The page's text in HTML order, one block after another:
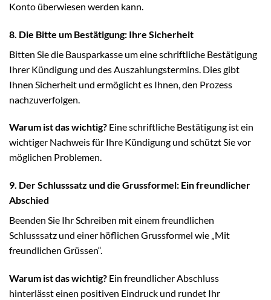
Konto überwiesen werden kann.
8. Die Bitte um Bestätigung: Ihre Sicherheit
Bitten Sie die Bausparkasse um eine schriftliche Bestätigung
Ihrer Kündigung und des Auszahlungstermins. Dies gibt
Ihnen Sicherheit und ermöglicht es Ihnen, den Prozess
nachzuverfolgen.
Warum ist das wichtig? Eine schriftliche Bestätigung ist ein
wichtiger Nachweis für Ihre Kündigung und schützt Sie vor
möglichen Problemen.
9. Der Schlusssatz und die Grussformel: Ein freundlicher
Abschied
Beenden Sie Ihr Schreiben mit einem freundlichen
Schlusssatz und einer höflichen Grussformel wie „Mit
freundlichen Grüssen“.
Warum ist das wichtig? Ein freundlicher Abschluss
hinterlässt einen positiven Eindruck und rundet Ihr